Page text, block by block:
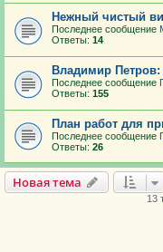
Нежный чистый
Последнее сообщение
Ответы: 14
Владимир Петров:
Последнее сообщение
Ответы: 155
План работ для
Последнее сообщение
Ответы: 26
Новая тема
13